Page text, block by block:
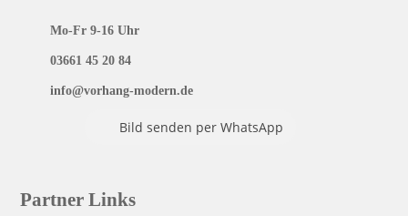
Mo-Fr 9-16 Uhr
03661 45 20 84
info@vorhang-modern.de
Bild senden per WhatsApp
Partner Links